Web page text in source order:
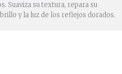
Suaviza su textura, repara su
y la luz de los reflejos dorados.